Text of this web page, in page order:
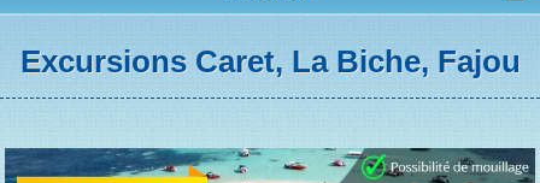
Excursions Caret, La Biche, Fajou